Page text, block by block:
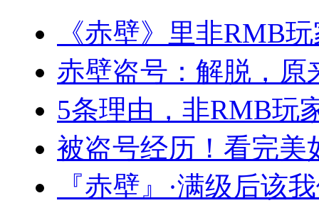
《赤壁》里非RMB
赤壁盗号：解脱，原
5条理由，非RMB玩
被盗号经历！看完美
『赤壁』·满级后该